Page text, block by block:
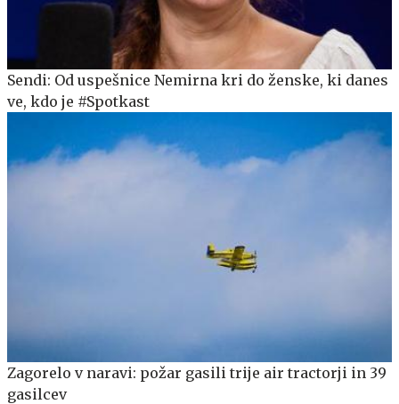
Sendi: Od uspešnice Nemirna kri do ženske, ki danes
ve, kdo je #Spotkast
Zagorelo v naravi: požar gasili trije air tractorji in 39
gasilcev